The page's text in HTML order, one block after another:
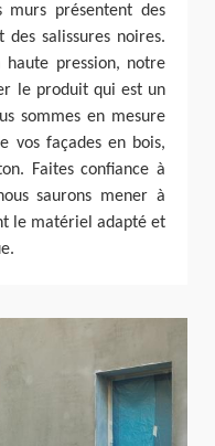
présentent des
salissures noires.
haute pression, notre
le produit qui est un
sommes en mesure
vos façades en bois,
Faites confiance à
saurons mener à
le matériel adapté et